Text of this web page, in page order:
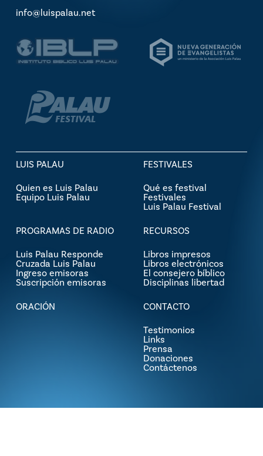
info@luispalau.net
LUIS PALAU
Quien es Luis Palau
Equipo Luis Palau
FESTIVALES
Qué es festival
Festivales
Luis Palau Festival
PROGRAMAS DE RADIO
Luis Palau Responde
Cruzada Luis Palau
Ingreso emisoras
Suscripción emisoras
RECURSOS
Libros impresos
Libros electrónicos
El consejero bíblico
Disciplinas libertad
ORACIÓN CONTACTO
Testimonios
Links
Prensa
Donaciones
Contáctenos